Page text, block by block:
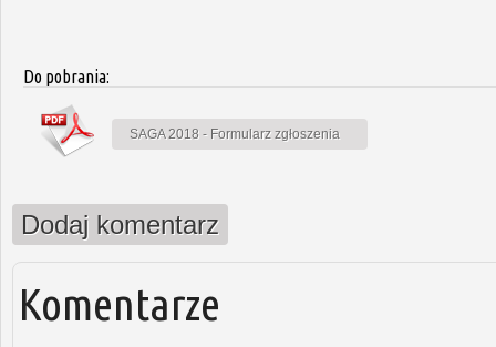
Do pobrania:
SAGA 2018 - Formularz zgłoszenia
Dodaj komentarz
Komentarze